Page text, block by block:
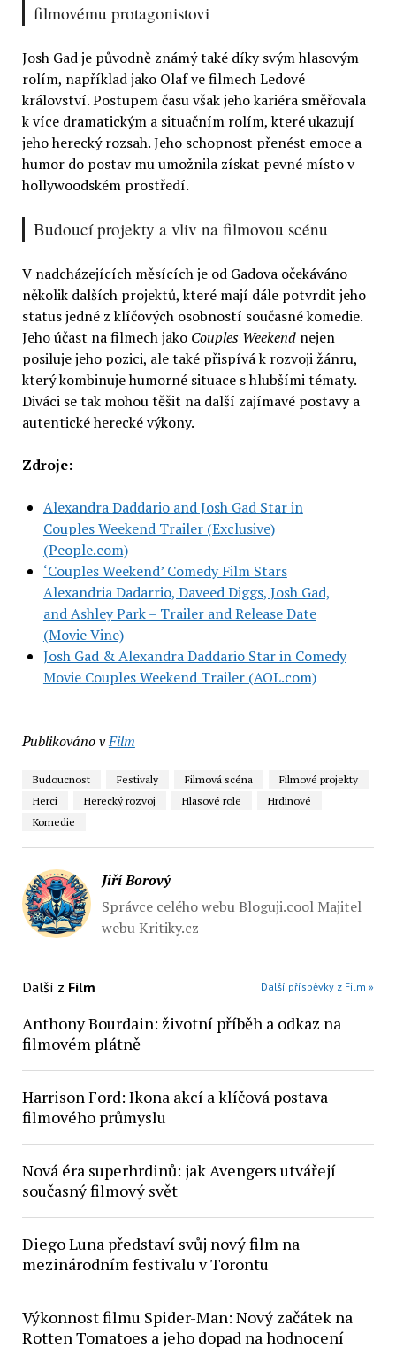
filmovému protagonistovi
Josh Gad je původně známý také díky svým hlasovým
rolím, například jako Olaf ve filmech Ledové
království. Postupem času však jeho kariéra směřovala
k více dramatickým a situačním rolím, které ukazují
jeho herecký rozsah. Jeho schopnost přenést emoce a
humor do postav mu umožnila získat pevné místo v
hollywoodském prostředí.
Budoucí projekty a vliv na filmovou scénu
V nadcházejících měsících je od Gadova očekáváno
několik dalších projektů, které mají dále potvrdit jeho
status jedné z klíčových osobností současné komedie.
Jeho účast na filmech jako Couples Weekendnejen
posiluje jeho pozici, ale také přispívá k rozvoji žánru,
který kombinuje humorné situace s hlubšími tématy.
Diváci se tak mohou těšit na další zajímavé postavy a
autentické herecké výkony.
Zdroje:
Alexandra Daddario and Josh Gad Star in
Couples Weekend Trailer (Exclusive)
(People.com)
‘Couples Weekend’ Comedy Film Stars
Alexandria Dadarrio, Daveed Diggs, Josh Gad,
and Ashley Park – Trailer and Release Date
(Movie Vine)
Josh Gad & Alexandra Daddario Star in Comedy
Movie Couples Weekend Trailer (AOL.com)
Publikováno vFilm
Budoucnost Festivaly Filmová scéna
Filmové projekty
Herci
Herecký rozvoj Hlasové role
Hrdinové
Komedie
Jiří Borový
Správce celého webu Bloguji.cool Majitel
webu Kritiky.cz
Další z Film Další příspěvky z Film »
Anthony Bourdain: životní příběh a odkaz na
filmovém plátně
Harrison Ford: Ikona akcí a klíčová postava
filmového průmyslu
Nová éra superhrdinů: jak Avengers utvářejí
současný filmový svět
Diego Luna představí svůj nový film na
mezinárodním festivalu v Torontu
Výkonnost filmu Spider-Man: Nový začátek na
Rotten Tomatoes a jeho dopad na hodnocení